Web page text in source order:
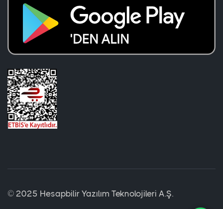
© 2025 Hesapbilir Yazılım Teknolojileri A.Ş.